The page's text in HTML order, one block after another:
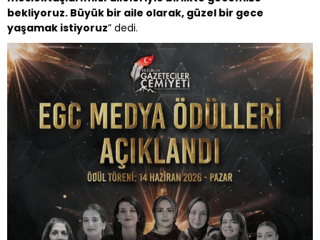
bekliyoruz. Büyük bir aile olarak, güzel bir gece
yaşamak istiyoruz” dedi.